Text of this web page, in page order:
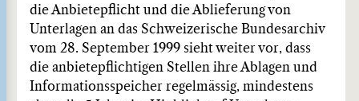
die Anbietepflicht und die Ablieferung von
Unterlagen an das Schweizerische Bundesarchiv
vom 28. September 1999 sieht weiter vor, dass
die anbietepflichtigen Stellen ihre Ablagen und
Informationsspeicher regelmässig, mindestens